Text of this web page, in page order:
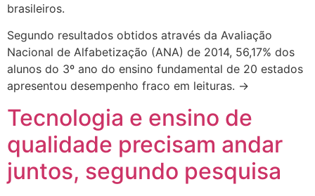
brasileiros.
Segundo resultados obtidos através da Avaliação
Nacional de Alfabetização (ANA) de 2014, 56,17% dos
alunos do 3º ano do ensino fundamental de 20 estados
apresentou desempenho fraco em leituras. →
Tecnologia e ensino de
qualidade precisam andar
juntos, segundo pesquisa